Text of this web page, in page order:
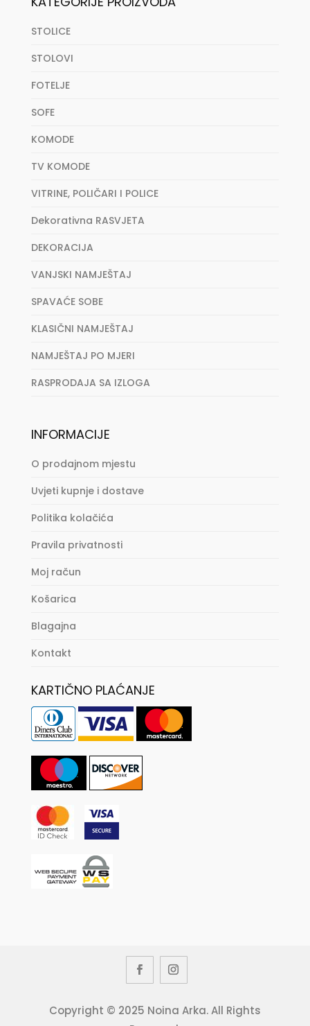
STOLICE
STOLOVI
FOTELJE
SOFE
KOMODE
TV KOMODE
VITRINE, POLIČARI I POLICE
Dekorativna RASVJETA
DEKORACIJA
VANJSKI NAMJEŠTAJ
SPAVAĆE SOBE
KLASIČNI NAMJEŠTAJ
NAMJEŠTAJ PO MJERI
RASPRODAJA SA IZLOGA
INFORMACIJE
O prodajnom mjestu
Uvjeti kupnje i dostave
Politika kolačića
Pravila privatnosti
Moj račun
Košarica
Blagajna
Kontakt
KARTIČNO PLAĆANJE
Copyright © 2025 Noina Arka. All Rights